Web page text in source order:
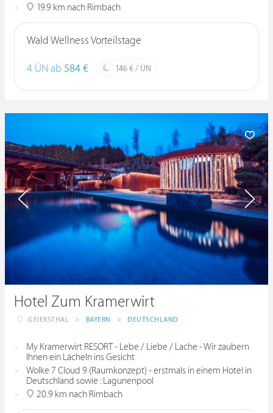
19.9 km nach Rimbach
Wald Wellness Vorteilstage
4 ÜN ab 584 € 146 € / ÜN
Hotel Zum Kramerwirt
GEIERSTHAL > BAYERN > DEUTSCHLAND
My Kramerwirt RESORT - Lebe / Liebe / Lache - Wir zaubern
Ihnen ein Lächeln ins Gesicht
Wolke 7 Cloud 9 (Raumkonzept) - erstmals in einem Hotel in
Deutschland sowie : Lagunenpool
20.9 km nach Rimbach